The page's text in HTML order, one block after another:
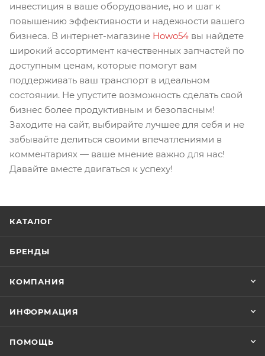
инвестиция в ваше оборудование, но и шаг к
повышению эффективности и надежности вашего
бизнеса. В интернет-магазине Howo54 вы найдете
широкий ассортимент качественных запчастей по
доступным ценам, которые помогут вам
поддерживать ваш транспорт в идеальном
состоянии. Не упустите возможность сделать свой
бизнес более продуктивным и безопасным!
Заходите на сайт, выбирайте лучшее для себя и не
забывайте делиться своими впечатлениями в
комментариях — ваше мнение важно для нас!
Давайте вместе двигаться к успеху!
КАТАЛОГ
БРЕНДЫ
КОМПАНИЯ
ИНФОРМАЦИЯ
ПОМОЩЬ